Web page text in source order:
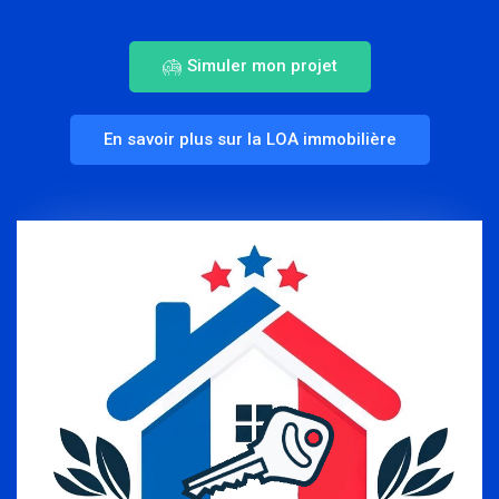
Simuler mon projet
En savoir plus sur la LOA immobilière